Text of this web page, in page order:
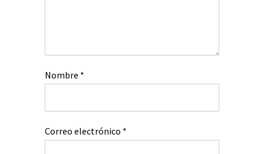
Nombre *
Correo electrónico *